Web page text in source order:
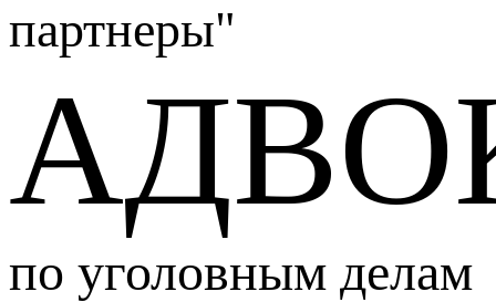
партнеры"
по уголовным делам